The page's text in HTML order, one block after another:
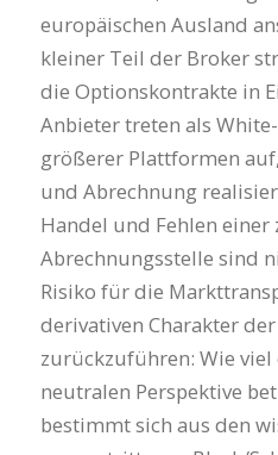
europäischen Ausland
kleiner Teil der Broker
die Optionskontrakte in
Anbieter treten als
größerer Plattformen
und Abrechnung
Handel und Fehlen einer
Abrechnungsstelle sind
Risiko für die
derivativen Charakter
zurückzuführen: Wie
neutralen Perspektive
bestimmt sich aus den